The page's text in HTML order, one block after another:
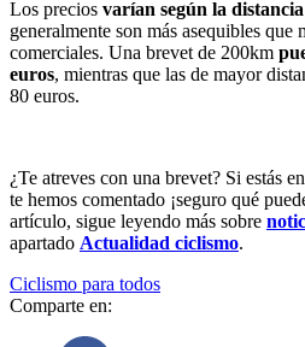
Los precios varían según la
generalmente son más asequibles que
comerciales. Una brevet de 200km
euros, mientras que las de mayor
80 euros.
¿Te atreves con una brevet? Si estás
te hemos comentado ¡seguro qué
artículo, sigue leyendo más sobre
apartado Actualidad ciclismo.
Ciclismo para todos
Comparte en: